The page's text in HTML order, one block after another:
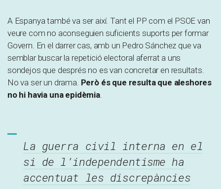
A Espanya també va ser així. Tant el PP com el PSOE van
veure com no aconseguien suficients suports per formar
Govern. En el darrer cas, amb un Pedro Sánchez que va
semblar buscar la repetició electoral aferrat a uns
sondejos que després no es van concretar en resultats.
No va ser un drama. Però és que resulta que aleshores
no hi havia una epidèmia.
La guerra civil interna en el
si de l’independentisme ha
accentuat les discrepàncies